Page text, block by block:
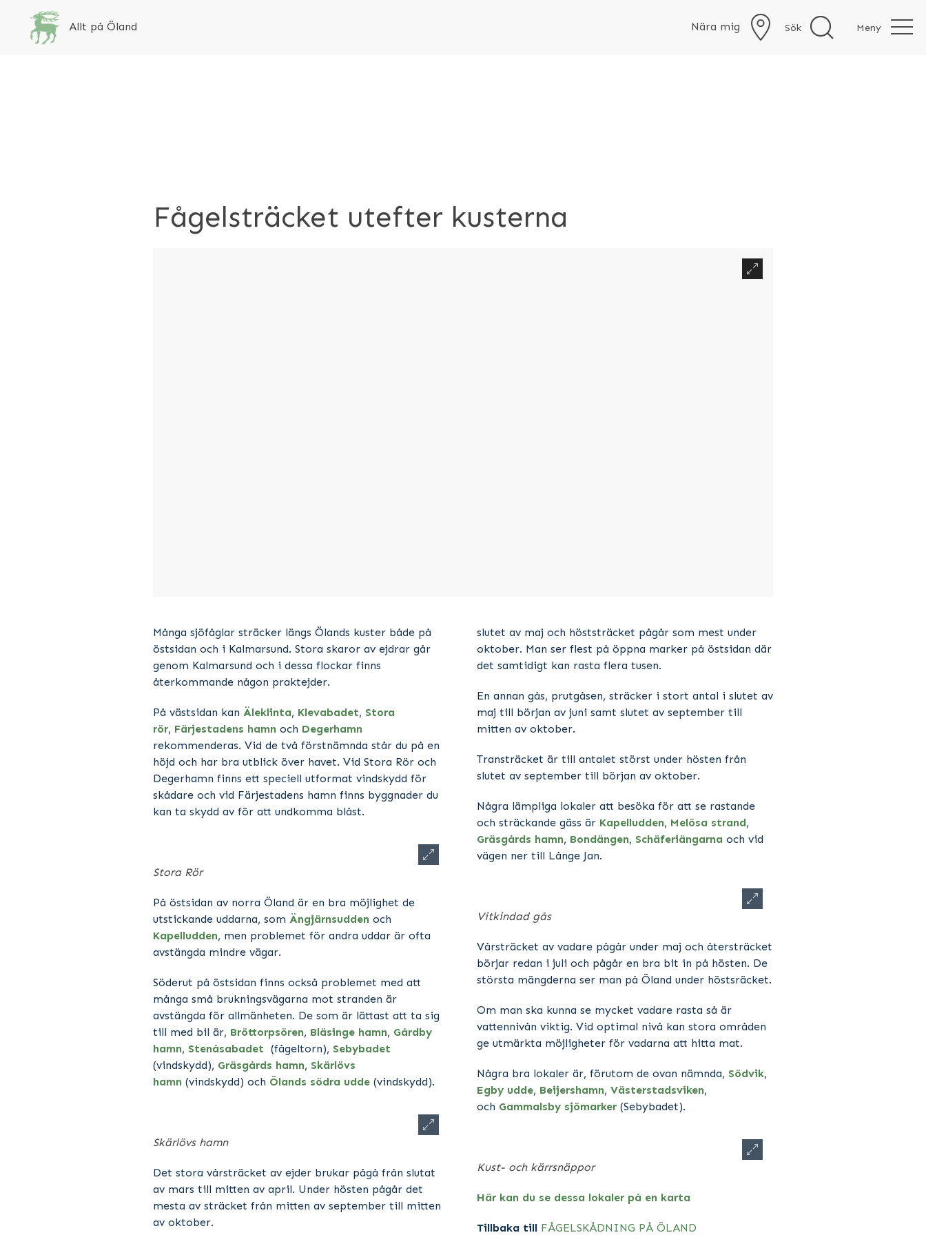
Allt på Öland Nära mig Sök Meny
Fågelsträcket utefter kusterna
Många sjöfåglar sträcker längs Ölands kuster både på
östsidan och i Kalmarsund. Stora skaror av ejdrar går
genom Kalmarsund och i dessa flockar finns
återkommande någon praktejder.
På västsidan kan Äleklinta, Klevabadet, Stora
rör, Färjestadens hamn och Degerhamn
rekommenderas. Vid de två förstnämnda står du på en
höjd och har bra utblick över havet. Vid Stora Rör och
Degerhamn finns ett speciell utformat vindskydd för
skådare och vid Färjestadens hamn finns byggnader du
kan ta skydd av för att undkomma blåst.
Stora Rör
På östsidan av norra Öland är en bra möjlighet de
utstickande uddarna, som Ängjärnsudden och
Kapelludden, men problemet för andra uddar är ofta
avstängda mindre vägar.
Söderut på östsidan finns också problemet med att
många små brukningsvägarna mot stranden är
avstängda för allmänheten. De som är lättast att ta sig
till med bil är, Bröttorpsören, Bläsinge hamn, Gårdby
hamn, Stenåsabadet (fågeltorn), Sebybadet
(vindskydd), Gräsgårds hamn, Skärlövs
hamn (vindskydd) och Ölands södra udde (vindskydd).
Skärlövs hamn
Det stora vårsträcket av ejder brukar pågå från slutat
av mars till mitten av april. Under hösten pågår det
mesta av sträcket från mitten av september till mitten
av oktober.
slutet av maj och höststräcket pågår som mest under
oktober. Man ser flest på öppna marker på östsidan där
det samtidigt kan rasta flera tusen.
En annan gås, prutgåsen, sträcker i stort antal i slutet av
maj till början av juni samt slutet av september till
mitten av oktober.
Transträcket är till antalet störst under hösten från
slutet av september till början av oktober.
Några lämpliga lokaler att besöka för att se rastande
och sträckande gäss är Kapelludden, Melösa strand,
Gräsgårds hamn, Bondängen, Schäferiängarna och vid
vägen ner till Långe Jan.
Vitkindad gås
Vårsträcket av vadare pågår under maj och återsträcket
börjar redan i juli och pågår en bra bit in på hösten. De
största mängderna ser man på Öland under höstsräcket.
Om man ska kunna se mycket vadare rasta så är
vattennivån viktig. Vid optimal nivå kan stora områden
ge utmärkta möjligheter för vadarna att hitta mat.
Några bra lokaler är, förutom de ovan nämnda, Södvik,
Egby udde, Beijershamn, Västerstadsviken,
och Gammalsby sjömarker (Sebybadet).
Kust- och kärrsnäppor
Här kan du se dessa lokaler på en karta
Tillbaka till FÅGELSKÅDNING PÅ ÖLAND